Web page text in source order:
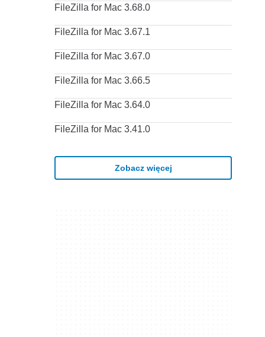
FileZilla for Mac 3.68.0
FileZilla for Mac 3.67.1
FileZilla for Mac 3.67.0
FileZilla for Mac 3.66.5
FileZilla for Mac 3.64.0
FileZilla for Mac 3.41.0
Zobacz więcej